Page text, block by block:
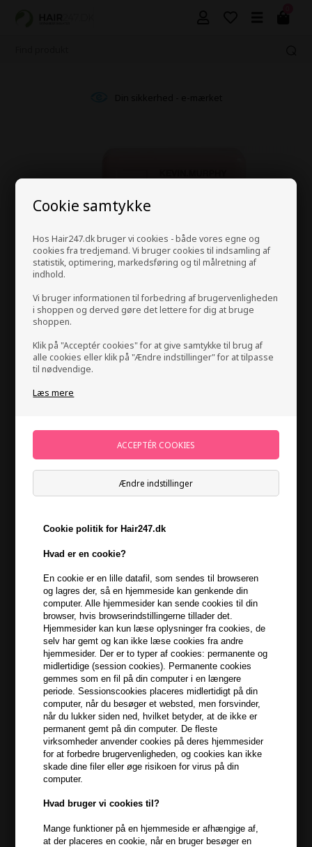
Cookie samtykke
Hos Hair247.dk bruger vi cookies - både vores egne og
cookies fra tredjemand. Vi bruger cookies til indsamling af
statistik, optimering, markedsføring og til målretning af
indhold.
Vi bruger informationen til forbedring af brugervenligheden
i shoppen og derved gøre det lettere for dig at bruge
shoppen.
Klik på "Acceptér cookies" for at give samtykke til brug af
alle cookies eller klik på "Ændre indstillinger" for at tilpasse
til nødvendige.
Læs mere
Ændre indstillinger
Cookie politik for Hair247.dk
Hvad er en cookie?
En cookie er en lille datafil, som sendes til browseren
og lagres der, så en hjemmeside kan genkende din
computer. Alle hjemmesider kan sende cookies til din
browser, hvis browserindstillingerne tillader det.
Hjemmesider kan kun læse oplysninger fra cookies, de
selv har gemt og kan ikke læse cookies fra andre
hjemmesider. Der er to typer af cookies: permanente og
midlertidige (session cookies). Permanente cookies
gemmes som en fil på din computer i en længere
periode. Sessionscookies placeres midlertidigt på din
computer, når du besøger et websted, men forsvinder,
når du lukker siden ned, hvilket betyder, at de ikke er
permanent gemt på din computer. De fleste
virksomheder anvender cookies på deres hjemmesider
for at forbedre brugervenligheden, og cookies kan ikke
skade dine filer eller øge risikoen for virus på din
computer.
Hvad bruger vi cookies til?
Mange funktioner på en hjemmeside er afhængige af,
at der placeres en cookie, når en bruger besøger en
Kevin Murphy Angel Rinse 250ml
238,00DKK
På lager - Leveringstid 1-2 dage
Du får 12 DKK til dit næste køb når du køber denne vare -
min konto
399,10 DKK FRA GRATIS FRAGT 399.1 DKK
Beskrivelse Anmeldelser Fabrikant
Kevin Murphy Angel Rinse for fine coloured hair er en plejende
conditioner til fint og farvet hår.
Kevin Murphy Angel Rinse egenskaber
Angel balsam indeholder mangosmør, kokossmør og kamille,
tynger håret.